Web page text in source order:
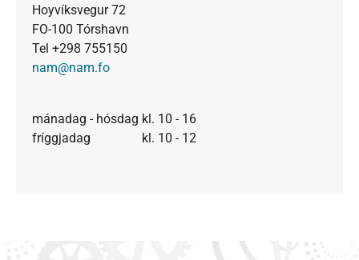
Hoyvíksvegur 72
FO-100 Tórshavn
Tel +298 755150
nam@nam.fo
mánadag - hósdag kl. 10 - 16
fríggjadag kl. 10 - 12